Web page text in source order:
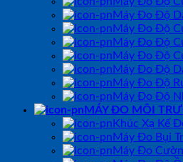
Máy Đo Độ
Máy Đo Độ
Máy Đo Độ
Máy Đo Độ
Máy Đo Độ
Máy Đo Độ
Máy Đo Độ
MÁY ĐO MÔI
Khúc Xạ Kế
Máy Đo Bụi
Máy Đo